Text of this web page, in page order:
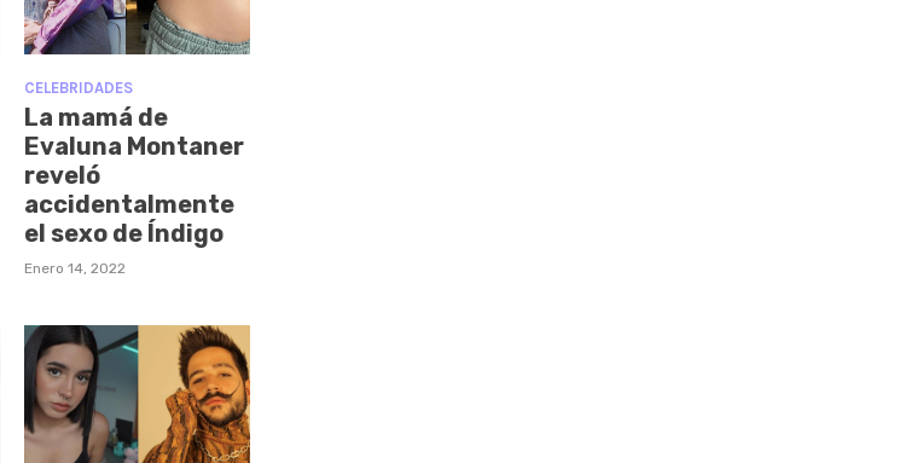
CELEBRIDADES
La mamá de
Evaluna Montaner
reveló
accidentalmente
el sexo de Índigo
Enero 14, 2022